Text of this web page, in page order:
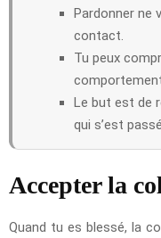
Pardonner ne
contact.
Tu peux
Le but est de
qui s’est passé.
Accepter la
Quand tu es blessé, la